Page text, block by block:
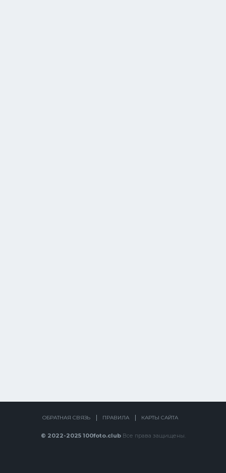
ОБРАТНАЯ СВЯЗЬ ПРАВИЛА КАРТЫ САЙТА
© 2022-2025 100foto.clubВсе права защищены.